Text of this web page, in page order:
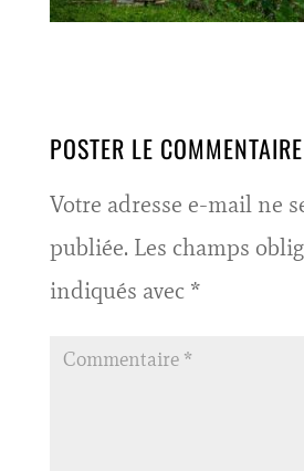
POSTER LE COMMENTAIRE
Votre adresse e-mail ne
publiée. Les champs
indiqués avec *